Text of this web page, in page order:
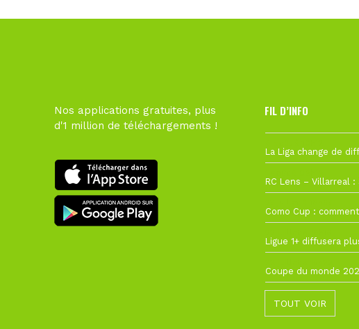
Nos applications gratuites, plus
d'1 million de téléchargements !
FIL D’INFO
TOUT VOIR